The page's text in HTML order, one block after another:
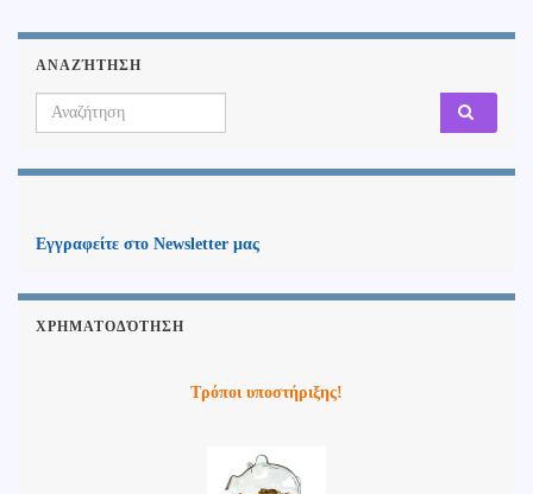
ΑΝΑΖΉΤΗΣΗ
Search for:
Εγγραφείτε στο Newsletter μας
ΧΡΗΜΑΤΟΔΌΤΗΣΗ
Τρόποι υποστήριξης!